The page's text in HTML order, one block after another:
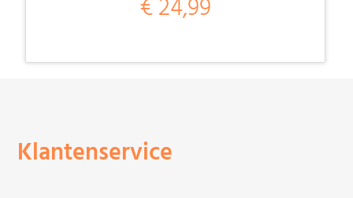
€ 24,99
Klantenservice